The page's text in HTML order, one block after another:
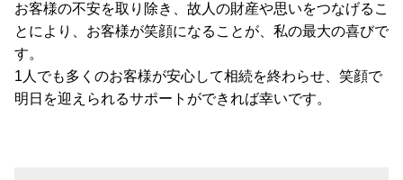
お客様の不安を取り除き、故人の財産や思いをつなげるこ
とにより、お客様が笑顔になることが、私の最大の喜びで
す。
1人でも多くのお客様が安心して相続を終わらせ、笑顔で
明日を迎えられるサポートができれば幸いです。